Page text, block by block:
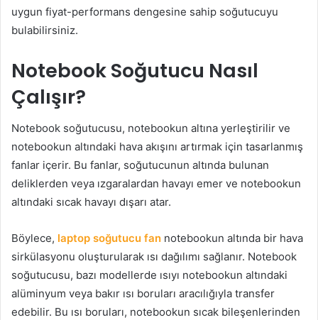
uygun fiyat-performans dengesine sahip soğutucuyu
bulabilirsiniz.
Notebook Soğutucu Nasıl
Çalışır?
Notebook soğutucusu, notebookun altına yerleştirilir ve
notebookun altındaki hava akışını artırmak için tasarlanmış
fanlar içerir. Bu fanlar, soğutucunun altında bulunan
deliklerden veya ızgaralardan havayı emer ve notebookun
altındaki sıcak havayı dışarı atar.
Böylece, laptop soğutucu fan notebookun altında bir hava
sirkülasyonu oluşturularak ısı dağılımı sağlanır. Notebook
soğutucusu, bazı modellerde ısıyı notebookun altındaki
alüminyum veya bakır ısı boruları aracılığıyla transfer
edebilir. Bu ısı boruları, notebookun sıcak bileşenlerinden